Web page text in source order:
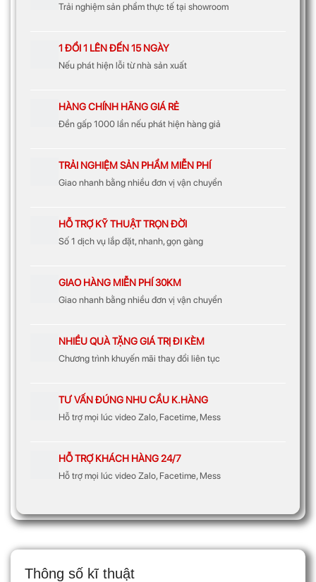
Trải nghiệm sản phẩm thực tế tại showroom
1 ĐỔI 1 LÊN ĐẾN 15 NGÀY
Nếu phát hiện lỗi từ nhà sản xuất
HÀNG CHÍNH HÃNG GIÁ RẺ
Đền gấp 1000 lần nếu phát hiện hàng giả
TRẢI NGHIỆM SẢN PHẨM MIỄN PHÍ
Giao nhanh bằng nhiều đơn vị vận chuyển
HỖ TRỢ KỸ THUẬT TRỌN ĐỜI
Số 1 dịch vụ lắp đặt, nhanh, gọn gàng
GIAO HÀNG MIỄN PHÍ 30KM
Giao nhanh bằng nhiều đơn vị vận chuyển
NHIỀU QUÀ TẶNG GIÁ TRỊ ĐI KÈM
Chương trình khuyến mãi thay đổi liên tục
TƯ VẤN ĐÚNG NHU CẦU K.HÀNG
Hỗ trợ mọi lúc video Zalo, Facetime, Mess
HỖ TRỢ KHÁCH HÀNG 24/7
Hỗ trợ mọi lúc video Zalo, Facetime, Mess
Thông số kĩ thuật